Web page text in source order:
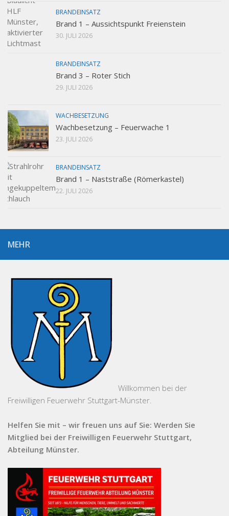
BRANDEINSATZ
Brand 1 – Aussichtspunkt Freienstein
30. JULI 2026
BRANDEINSATZ
Brand 3 – Roter Stich
29. JULI 2026
WACHBESETZUNG
Wachbesetzung – Feuerwache 1
23. JULI 2026
BRANDEINSATZ
Brand 1 – Naststraße (Römerkastel)
22. JULI 2026
MEHR
Willkommen bei der
Freiwilligen Feuerwehr Stuttgart-Münster.
Helfen Sie mit – wir freuen uns auf Sie: Werden Sie
Mitglied bei der Freiwilligen Feuerwehr Stuttgart,
Abteilung Münster.